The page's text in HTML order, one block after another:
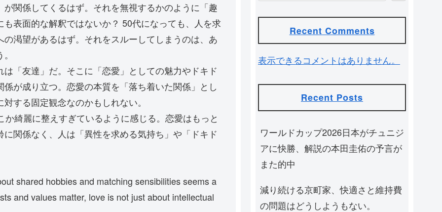
関係してくるはず。それを無視するかのように「趣
表面的な解釈ではないか？ 50代になっても、人を求
渇望があるはず。それをスルーしてしまうのは、あ
「友達」だ。そこに「恋愛」としての魅力やドキド
が成り立つ。恋愛の本質を「落ち着いた関係」とし
する固定観念なのかもしれない。
綺麗に整えすぎているように感じる。恋愛はもっと
関係なく、人は「異性を求める気持ち」や「ドキド
shared hobbies and matching sensibilities seems a
and values matter, love is not just about intellectual
Recent Comments
表示できるコメントはありません。
Recent Posts
ワールドカップ2026日本がチュニジ
アに快勝、解説の本田圭佑の予言が
また的中
減り続ける京町家、快適さと維持費
の問題はどうしようもない。